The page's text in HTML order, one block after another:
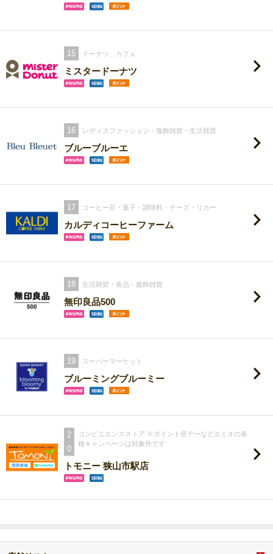
15 ドーナツ、カフェ
ミスタードーナツ
16 レディスファッション・服飾雑貨・生活雑貨
ブルーブルーエ
17 コーヒー豆・菓子・調味料・チーズ・リカー
カルディコーヒーファーム
18 生活雑貨・食品・服飾雑貨
無印良品500
19 スーパーマーケット
ブルーミングブルーミー
2
0
コンビニエンスストア ※ポイント倍デーなどエミオの各
種キャンペーンは対象外です
トモニー 狭山市駅店